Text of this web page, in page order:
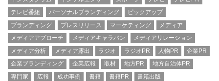
テレビ番組
パーソナルブランディング
ピックアップ
ブランディング
プレスリリース マーケティング
メディア
メディアアプローチ
メディアキャラバン
メディアリレーション
メディア分析
メディア露出 ラジオ ラジオPR 人物PR
企業PR
企業ブランディング
企業広報 取材 地方PR
地方自治体PR
専門家
広報 成功事例 書籍 書籍PR
書籍出版